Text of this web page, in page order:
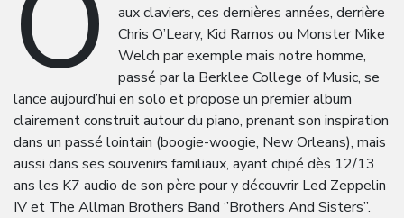
aux claviers, ces dernières années, derrière
Chris O’Leary, Kid Ramos ou Monster Mike
Welch par exemple mais notre homme,
passé par la Berklee College of Music, se
lance aujourd’hui en solo et propose un premier album
clairement construit autour du piano, prenant son inspiration
dans un passé lointain (boogie-woogie, New Orleans), mais
aussi dans ses souvenirs familiaux, ayant chipé dès 12/13
ans les K7 audio de son père pour y découvrir Led Zeppelin
IV et The Allman Brothers Band ‘’Brothers And Sisters’’.